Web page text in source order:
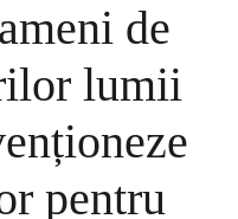
de
lumii
pentru